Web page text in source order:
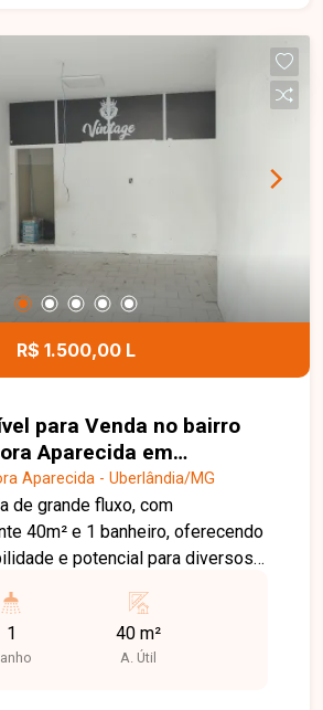
R$ 1.500,00 L
para Venda no bairro
Aparecida em
Aparecida - Uberlândia/MG
de grande fluxo, com
40m² e 1 banheiro, oferecendo
e potencial para diversos
1 40 m²
A. Útil